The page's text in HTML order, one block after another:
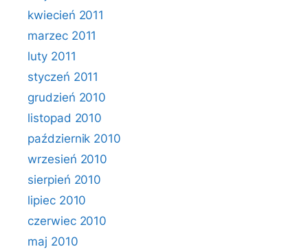
kwiecień 2011
marzec 2011
luty 2011
styczeń 2011
grudzień 2010
listopad 2010
październik 2010
wrzesień 2010
sierpień 2010
lipiec 2010
czerwiec 2010
maj 2010